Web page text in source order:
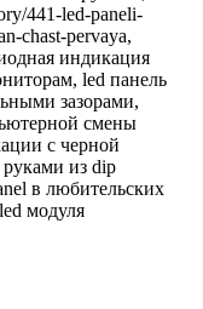
441-led-paneli-
chast-pervaya,
индикация
, led панель
зазорами,
смены
с черной
из dip
в любительских
модуля